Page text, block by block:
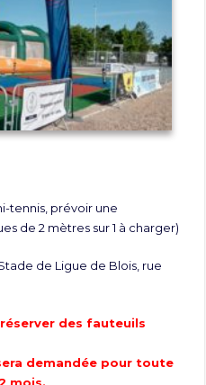
tennis, prévoir une
de 2 mètres sur 1 à charger)
de Ligue de Blois, rue
des fauteuils
demandée pour toute
mois.